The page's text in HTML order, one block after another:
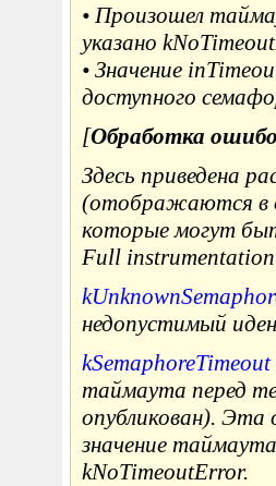
• Произошел
указано
• Значение
доступного
[Обработка
Здесь приведена
(отображаются в
которые могут
Full
недопустимый
kSemaphoreTimeout
таймаута перед
опубликован). Эта
значение
kNoTimeoutError.